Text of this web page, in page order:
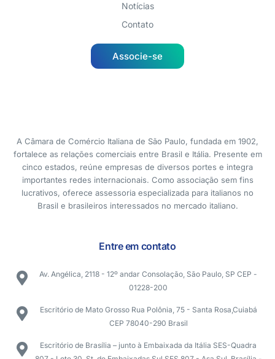
Notícias
Contato
Associe-se
A Câmara de Comércio Italiana de São Paulo, fundada em 1902,
fortalece as relações comerciais entre Brasil e Itália. Presente em
cinco estados, reúne empresas de diversos portes e integra
importantes redes internacionais. Como associação sem fins
lucrativos, oferece assessoria especializada para italianos no
Brasil e brasileiros interessados no mercado italiano.
Entre em contato
Av. Angélica, 2118 - 12º andar Consolação, São Paulo, SP CEP -
01228-200
Escritório de Mato Grosso Rua Polônia, 75 - Santa Rosa,Cuiabá
CEP 78040-290 Brasil
Escritório de Brasília – junto à Embaixada da Itália SES-Quadra